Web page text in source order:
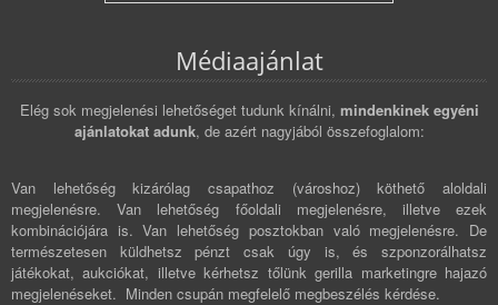
Médiaajánlat
Elég sok megjelenési lehetőséget tudunk kínálni, mindenkinek egyéni
ajánlatokat adunk, de azért nagyjából összefoglalom:
Van lehetőség kizárólag csapathoz (városhoz) köthető aloldali
megjelenésre. Van lehetőség főoldali megjelenésre, illetve ezek
kombinációjára is. Van lehetőség posztokban való megjelenésre. De
természetesen küldhetsz pénzt csak úgy is, és szponzorálhatsz
játékokat, aukciókat, illetve kérhetsz tőlünk gerilla marketingre hajazó
megjelenéseket. Minden csupán megfelelő megbeszélés kérdése.